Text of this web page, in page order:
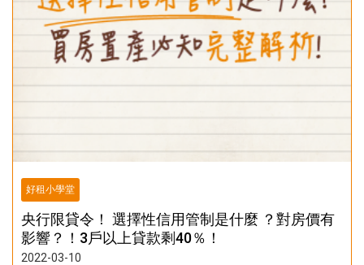
好租小學堂
央行限貸令！ 選擇性信用管制是什麼 ？對房價有
影響？！3戶以上貸款剩40％！
2022-03-10